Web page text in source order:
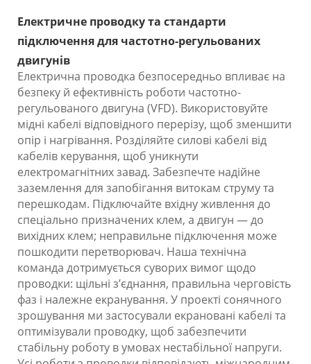
Електричне проводку та стандарти
підключення для частотно-регульованих
двигунів
Електрична проводка безпосередньо впливає на
безпеку й ефективність роботи частотно-
регульованого двигуна (VFD). Використовуйте
мідні кабелі відповідного перерізу, щоб зменшити
опір і нагрівання. Розділяйте силові кабелі від
кабелів керування, щоб уникнути
електромагнітних завад. Забезпечте надійне
заземлення для запобігання витокам струму та
перешкодам. Підключайте вхідну живлення до
спеціально призначених клем, а двигун — до
вихідних клем; неправильне підключення може
пошкодити перетворювач. Наша технічна
команда дотримується суворих вимог щодо
проводки: щільні з’єднання, правильна черговість
фаз і належне екранування. У проекті сонячного
зрошування ми застосували екрановані кабелі та
оптимізували проводку, щоб забезпечити
стабільну роботу в умовах нестабільної напруги.